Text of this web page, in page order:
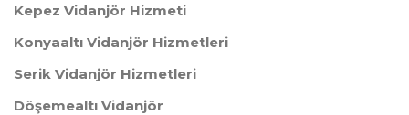
Kepez Vidanjör Hizmeti
Konyaaltı Vidanjör Hizmetleri
Serik Vidanjör Hizmetleri
Döşemealtı Vidanjör